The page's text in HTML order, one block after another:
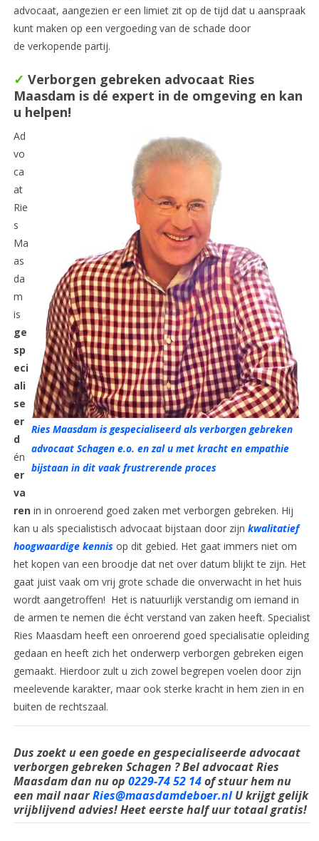
advocaat, aangezien er een limiet zit op de tijd dat u aanspraak
kunt maken op een vergoeding van de schade door
de verkopende partij.
✓ Verborgen gebreken advocaat Ries
Maasdam is dé expert in de omgeving en kan
u helpen!
Ries Maasdam is gespecialiseerd als verborgen gebreken
advocaat Schagen e.o. en zal u met kracht en empathie
bijstaan in dit vaak frustrerende proces
Ad
vo
ca
at
Rie
s
Ma
as
da
m
is
ge
sp
eci
ali
se
er
d
én
er
va
renin in onroerend goed zaken met verborgen gebreken. Hij
kan u als specialistisch advocaat bijstaan door zijn kwalitatief
hoogwaardige kennisop dit gebied. Het gaat immers niet om
het kopen van een broodje dat net over datum blijkt te zijn. Het
gaat juist vaak om vrij grote schade die onverwacht in het huis
wordt aangetroffen! Het is natuurlijk verstandig om iemand in
de armen te nemen die écht verstand van zaken heeft. Specialist
Ries Maasdam heeft een onroerend goed specialisatie opleiding
gedaan en heeft zich het onderwerp verborgen gebreken eigen
gemaakt. Hierdoor zult u zich zowel begrepen voelen door zijn
meelevende karakter, maar ook sterke kracht in hem zien in en
buiten de rechtszaal.
Dus zoekt u een goede en gespecialiseerdeadvocaat
verborgen gebreken Schagen ? Bel advocaat Ries
Maasdam dan nu op 0229-74 52 14of stuur hem nu
een mail naarRies@maasdamdeboer.nl U krijgt gelijk
vrijblijvend advies! Heet eerste half uur totaal gratis!